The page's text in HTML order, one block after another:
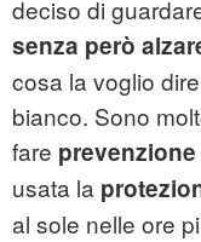
deciso di
senza però
cosa la voglio
bianco. Sono
fare prevenzione
usata la
al sole nelle ore